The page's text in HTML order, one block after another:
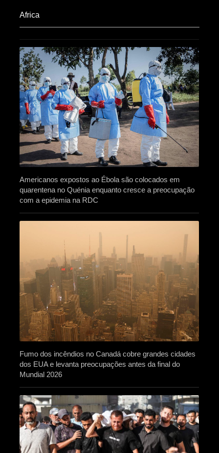
Africa​
Americanos expostos ao Ébola são colocados em
quarentena no Quénia enquanto cresce a preocupação
com a epidemia na RDC
Fumo dos incêndios no Canadá cobre grandes cidades
dos EUA e levanta preocupações antes da final do
Mundial 2026